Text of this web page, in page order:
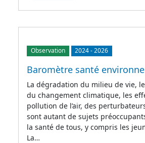
Observation 2024-2026
Baromètre santé
La dégradation du milieu de vie,
du changement climatique, les
pollution de l’air, des
sont autant de sujets
la santé de tous, y compris les
La…